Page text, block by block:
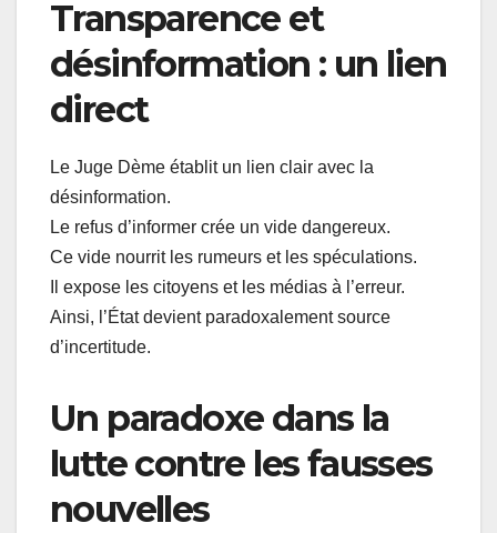
Transparence et
désinformation : un lien
direct
Le Juge Dème établit un lien clair avec la
désinformation.
Le refus d’informer crée un vide dangereux.
Ce vide nourrit les rumeurs et les spéculations.
Il expose les citoyens et les médias à l’erreur.
Ainsi, l’État devient paradoxalement source
d’incertitude.
Un paradoxe dans la
lutte contre les fausses
nouvelles